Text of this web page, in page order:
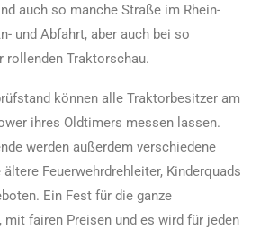
auch so manche Straße im Rhein-
und Abfahrt, aber auch bei so
rollenden Traktorschau.
können alle Traktorbesitzer am
ihres Oldtimers messen lassen.
werden außerdem verschiedene
Feuerwehrdrehleiter, Kinderquads
Ein Fest für die ganze
mit fairen Preisen und es wird für jeden